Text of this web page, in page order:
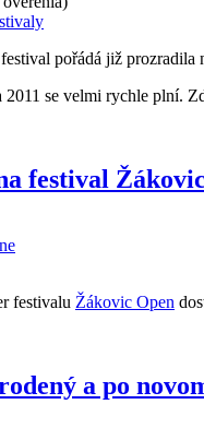
pořádá již prozradila
se velmi rychle plní.
festival
festivalu Žákovic Open
a po